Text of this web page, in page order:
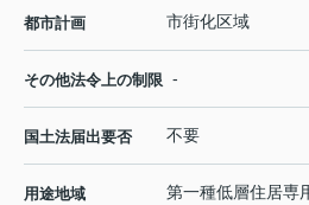
都市計画 市街化区域
その他法令上の制限 -
国土法届出要否 不要
用途地域 第一種低層住居専